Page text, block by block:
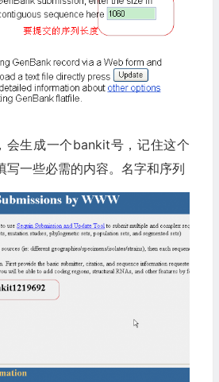
会生成一个bankit号，记住这个
写一些必需的内容。名字和序列